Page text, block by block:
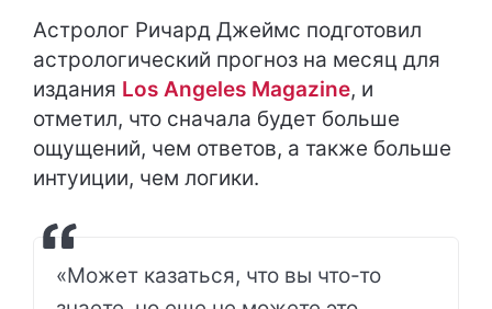
Астролог Ричард Джеймс подготовил
астрологический прогноз на месяц для
издания Los Angeles Magazine, и
отметил, что сначала будет больше
ощущений, чем ответов, а также больше
интуиции, чем логики.
«Может казаться, что вы что-то